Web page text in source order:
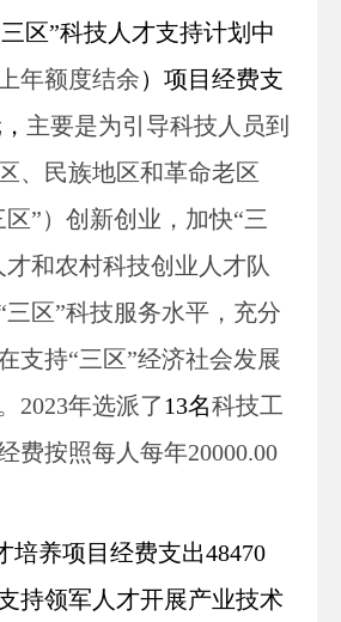
三区”科技人才支持计划中
上年额度结余） 项目 经费支
主要是为引导科技人员到
、民族地区和革命老区
区”）创新创业，加快“三
才和农村科技创业人才队
区”科技服务水平，充分
支持“三区”经济社会发展
2023年选派了13名科技工
费按照每人每年20000.00
培养项目 经费支出48470
持领军人才开展产业技术